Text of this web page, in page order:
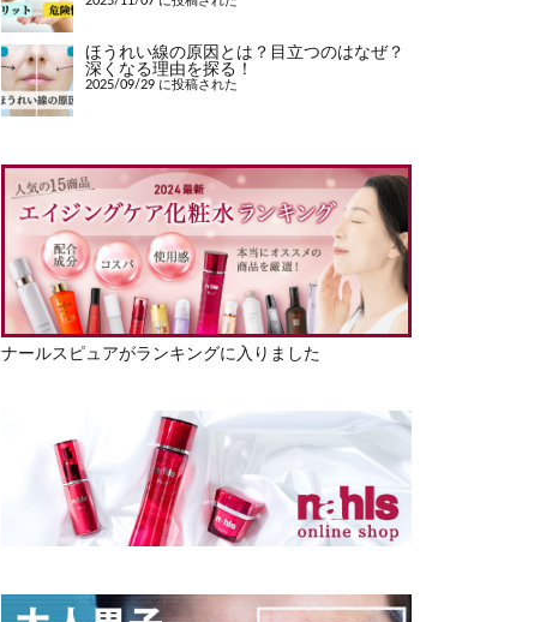
ほうれい線の原因とは？目立つのはなぜ？
深くなる理由を探る！
2025/09/29 に投稿された
ナールスピュアがランキングに入りました